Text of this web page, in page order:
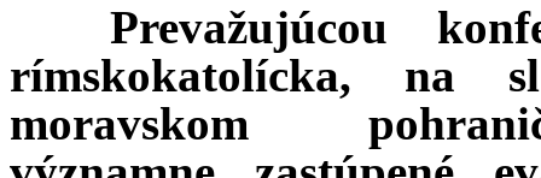
Prevažujúcou
rímskokatolícka, na
moravskom